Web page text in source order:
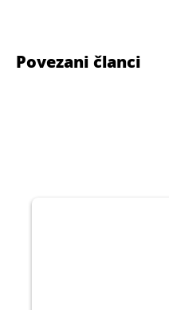
Povezani članci